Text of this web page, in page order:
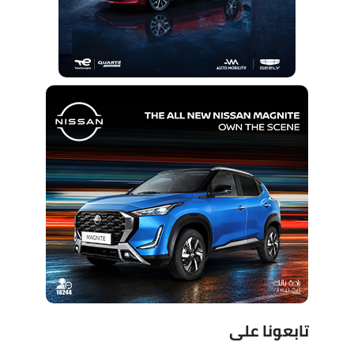
تابعونا على